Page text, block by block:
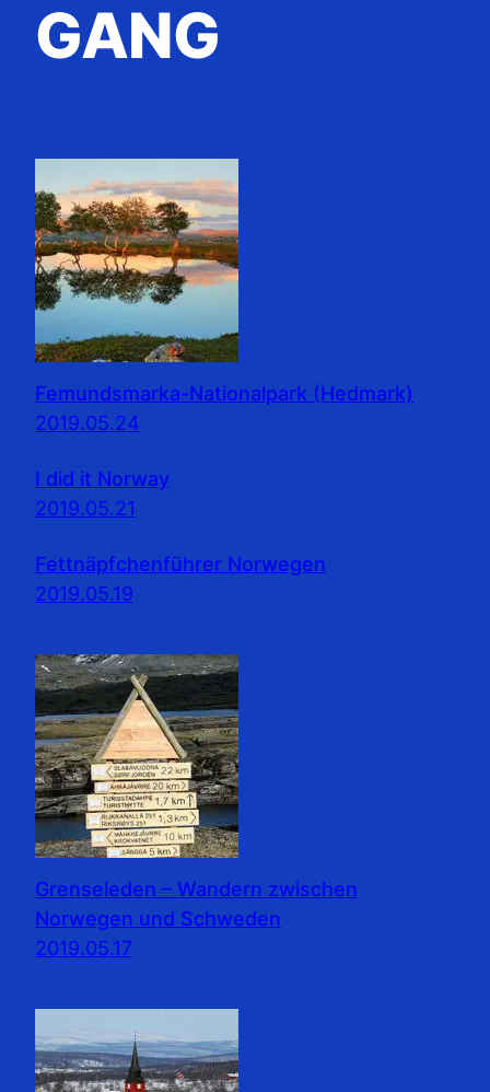
GANG
Femundsmarka-Nationalpark (Hedmark)
2019.05.24
I did it Norway
2019.05.21
Fettnäpfchenführer Norwegen
2019.05.19
Grenseleden – Wandern zwischen
Norwegen und Schweden
2019.05.17